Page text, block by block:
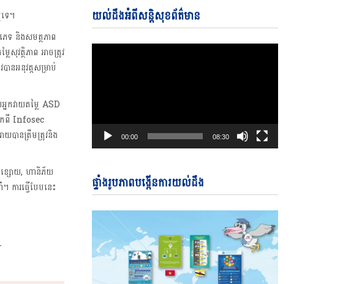
េ។
េទ និងសមត្ថភាព
សុវត្ថិភាព អាចត្រូវ
ានអនុវត្តសម្រាប់
កវាយតម្លៃ ASD
មកពី Infosec
បានត្រឹមត្រូវនិង
ពខ្សោយ, ហានិភ័យ
ការធ្វើបែបនេះ
យល់ដឹងអំពីសន្តិសុខព័ត៌មាន
Player
00:00 08:30
ផ្ទាំងរូបភាពបង្កើនការយល់ដឹង